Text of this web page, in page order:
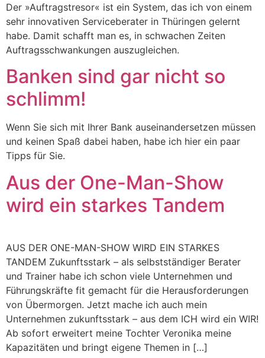
Der »Auftragstresor« ist ein System, das ich von einem
sehr innovativen Serviceberater in Thüringen gelernt
habe. Damit schafft man es, in schwachen Zeiten
Auftragsschwankungen auszugleichen.
Banken sind gar nicht so
schlimm!
Wenn Sie sich mit Ihrer Bank auseinandersetzen müssen
und keinen Spaß dabei haben, habe ich hier ein paar
Tipps für Sie.
Aus der One-Man-Show
wird ein starkes Tandem
AUS DER ONE-MAN-SHOW WIRD EIN STARKES
TANDEM Zukunftsstark – als selbstständiger Berater
und Trainer habe ich schon viele Unternehmen und
Führungskräfte fit gemacht für die Herausforderungen
von Übermorgen. Jetzt mache ich auch mein
Unternehmen zukunftsstark – aus dem ICH wird ein WIR!
Ab sofort erweitert meine Tochter Veronika meine
Kapazitäten und bringt eigene Themen in […]